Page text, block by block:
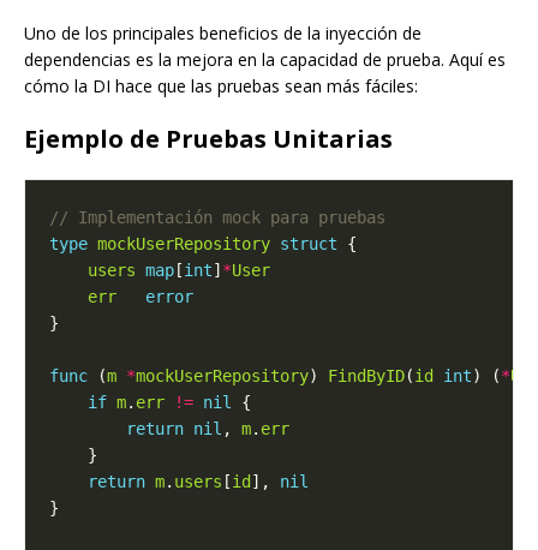
Uno de los principales beneficios de la inyección de
dependencias es la mejora en la capacidad de prueba. Aquí es
cómo la DI hace que las pruebas sean más fáciles:
Ejemplo de Pruebas Unitarias
type mockUserRepository struct
users map [int] *User
err
error
func (m *mockUserRepository) FindByID(id int) (*
if m. err != nil
return nil , m. err
return m. users [id ], nil